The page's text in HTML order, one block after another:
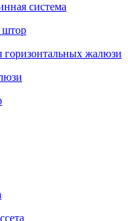
система
штор
горизонтальных жалюзи